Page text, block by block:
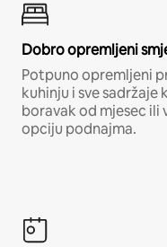
Dobro opremljeni
Potpuno opremljeni
kuhinju i sve
boravak od mjesec ili
opciju podnajma.